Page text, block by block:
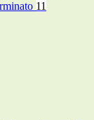
11